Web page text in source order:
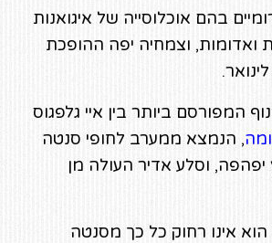
בהם אוכלוסייה של איגואנות
ואדומות, וצמחיה יפה ההופכת
המפורסם ביותר בין איי גלפגוס
, הנמצא ממערב לחופי סנטה
יפהפה, וסלע אדיר העולה מן
הוא אינו רחוק כל כך מסנטה